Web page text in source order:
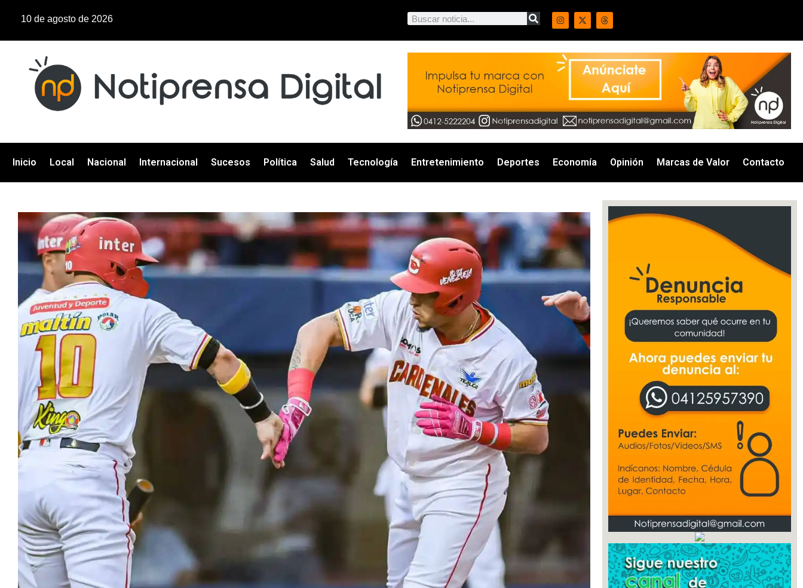
10 de agosto de 2026
Inicio Local Nacional Internacional Sucesos Política Salud Tecnología Entretenimiento Deportes Economía Opinión Marcas de Valor Contacto